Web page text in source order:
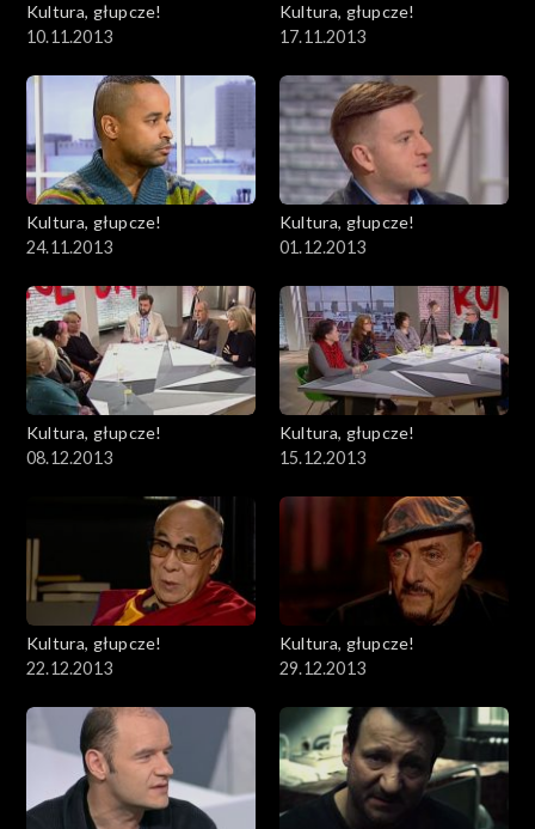
Kultura, głupcze!
10.11.2013
Kultura, głupcze!
17.11.2013
Kultura, głupcze!
24.11.2013
Kultura, głupcze!
01.12.2013
Kultura, głupcze!
08.12.2013
Kultura, głupcze!
15.12.2013
Kultura, głupcze!
22.12.2013
Kultura, głupcze!
29.12.2013